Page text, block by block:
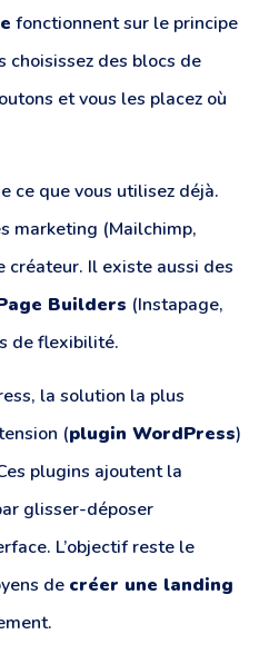
fonctionnent sur le principe
choisissez des blocs de
et vous les placez où
ce que vous utilisez déjà.
marketing (Mailchimp,
Il existe aussi des
Builders (Instapage,
de flexibilité.
la solution la plus
(plugin WordPress)
plugins ajoutent la
glisser-déposer
L’objectif reste le
de créer une landing